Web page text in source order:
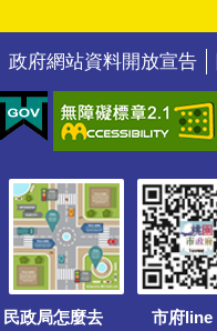
政府網站資料開放宣告
民政局怎麼去 市府line